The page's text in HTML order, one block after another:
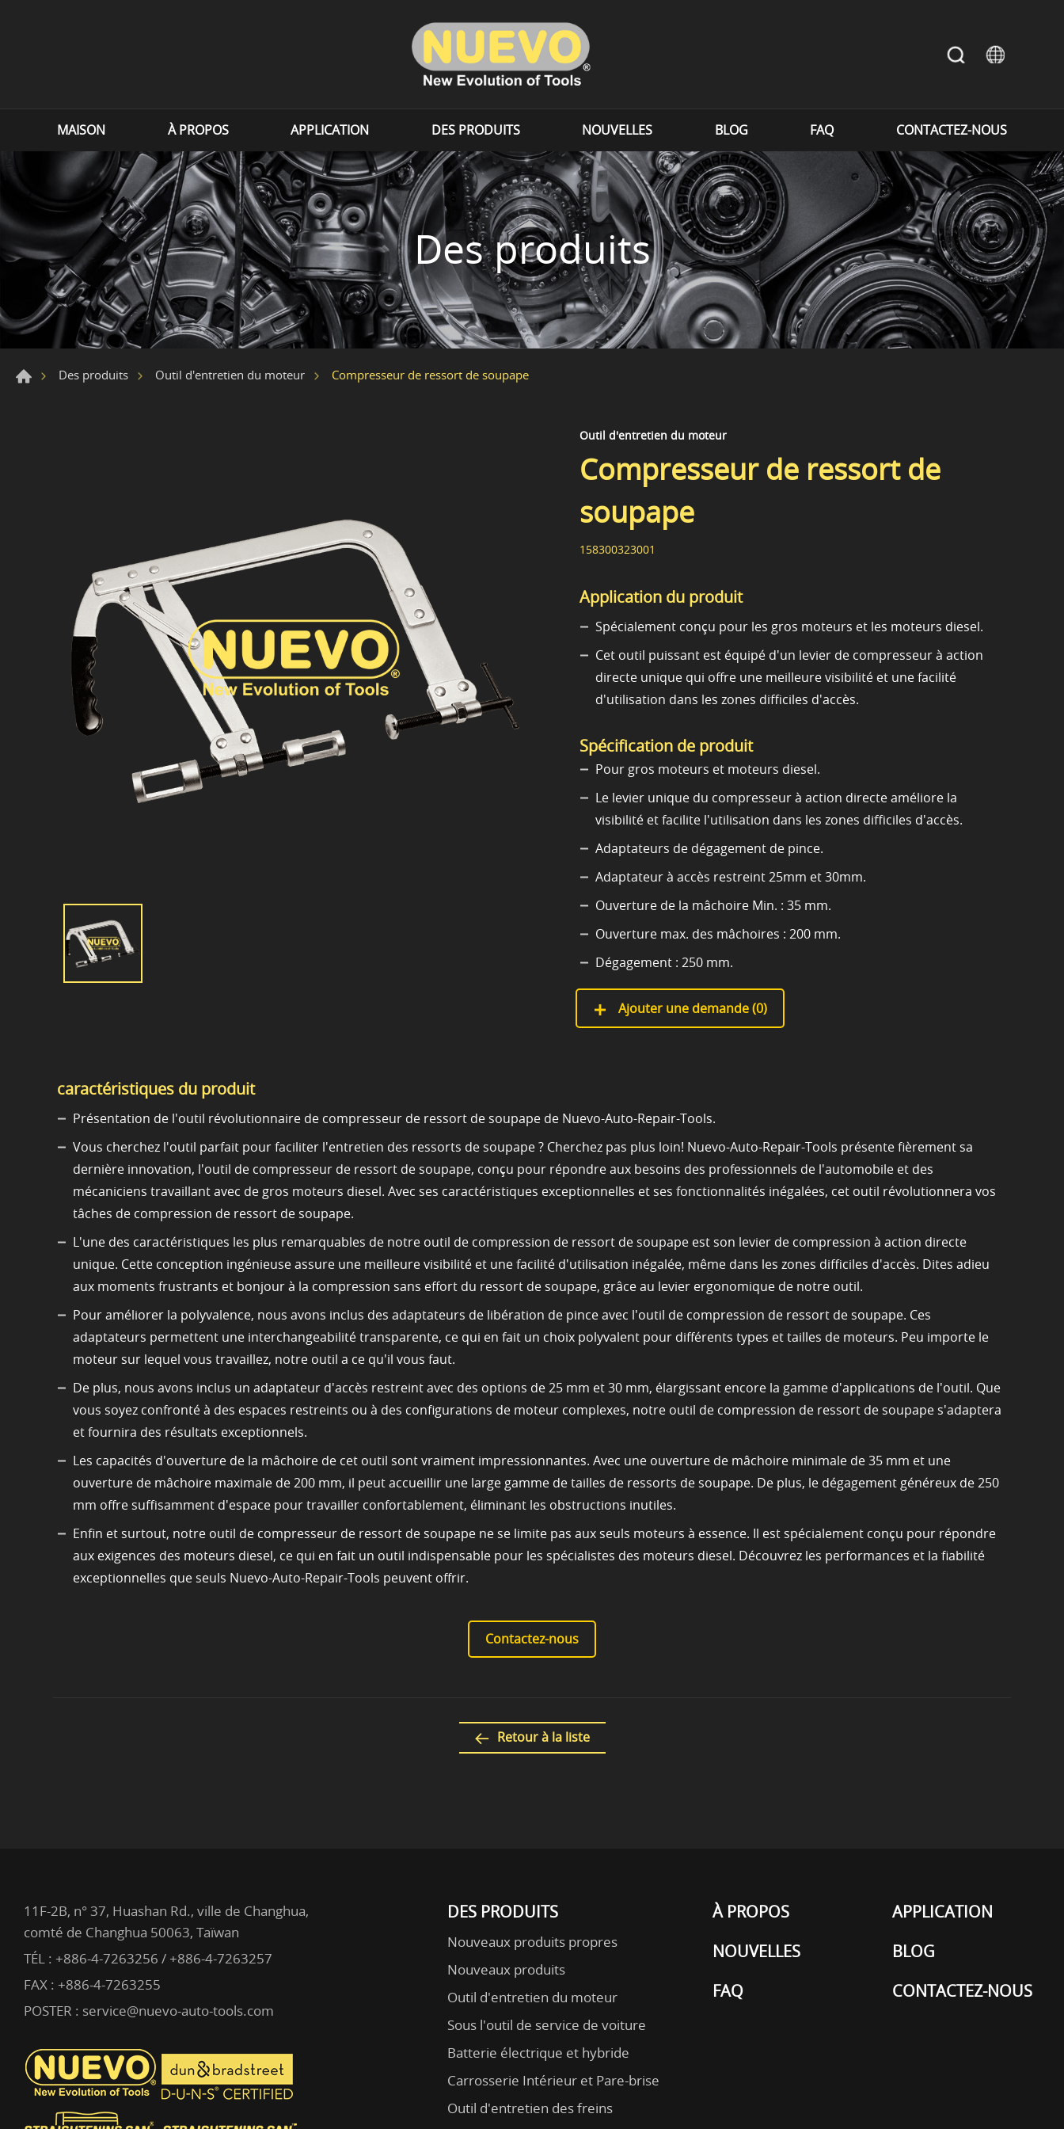
MAISON À PROPOS APPLICATION DES PRODUITS NOUVELLES BLOG FAQ CONTACTEZ-NOUS
Des produits
Des produits Outil d'entretien du moteur Compresseur de ressort de soupape
Outil d'entretien du moteur
Compresseur de ressort de
soupape
158300323001
Application du produit
Spécialement conçu pour les gros moteurs et les moteurs diesel.
Cet outil puissant est équipé d'un levier de compresseur à action
directe unique qui offre une meilleure visibilité et une facilité
d'utilisation dans les zones difficiles d'accès.
Spécification de produit
Pour gros moteurs et moteurs diesel.
Le levier unique du compresseur à action directe améliore la
visibilité et facilite l'utilisation dans les zones difficiles d'accès.
Adaptateurs de dégagement de pince.
Adaptateur à accès restreint 25mm et 30mm.
Ouverture de la mâchoire Min. : 35 mm.
Ouverture max. des mâchoires : 200 mm.
Dégagement : 250 mm.
Ajouter une demande (0)
caractéristiques du produit
Présentation de l'outil révolutionnaire de compresseur de ressort de soupape de Nuevo-Auto-Repair-Tools.
Vous cherchez l'outil parfait pour faciliter l'entretien des ressorts de soupape ? Cherchez pas plus loin! Nuevo-Auto-Repair-Tools présente fièrement sa
dernière innovation, l'outil de compresseur de ressort de soupape, conçu pour répondre aux besoins des professionnels de l'automobile et des
mécaniciens travaillant avec de gros moteurs diesel. Avec ses caractéristiques exceptionnelles et ses fonctionnalités inégalées, cet outil révolutionnera vos
tâches de compression de ressort de soupape.
L'une des caractéristiques les plus remarquables de notre outil de compression de ressort de soupape est son levier de compression à action directe
unique. Cette conception ingénieuse assure une meilleure visibilité et une facilité d'utilisation inégalée, même dans les zones difficiles d'accès. Dites adieu
aux moments frustrants et bonjour à la compression sans effort du ressort de soupape, grâce au levier ergonomique de notre outil.
Pour améliorer la polyvalence, nous avons inclus des adaptateurs de libération de pince avec l'outil de compression de ressort de soupape. Ces
adaptateurs permettent une interchangeabilité transparente, ce qui en fait un choix polyvalent pour différents types et tailles de moteurs. Peu importe le
moteur sur lequel vous travaillez, notre outil a ce qu'il vous faut.
De plus, nous avons inclus un adaptateur d'accès restreint avec des options de 25 mm et 30 mm, élargissant encore la gamme d'applications de l'outil. Que
vous soyez confronté à des espaces restreints ou à des configurations de moteur complexes, notre outil de compression de ressort de soupape s'adaptera
et fournira des résultats exceptionnels.
Les capacités d'ouverture de la mâchoire de cet outil sont vraiment impressionnantes. Avec une ouverture de mâchoire minimale de 35 mm et une
ouverture de mâchoire maximale de 200 mm, il peut accueillir une large gamme de tailles de ressorts de soupape. De plus, le dégagement généreux de 250
mm offre suffisamment d'espace pour travailler confortablement, éliminant les obstructions inutiles.
Enfin et surtout, notre outil de compresseur de ressort de soupape ne se limite pas aux seuls moteurs à essence. Il est spécialement conçu pour répondre
aux exigences des moteurs diesel, ce qui en fait un outil indispensable pour les spécialistes des moteurs diesel. Découvrez les performances et la fiabilité
exceptionnelles que seuls Nuevo-Auto-Repair-Tools peuvent offrir.
Contactez-nous
Retour à la liste
DES PRODUITS
Nouveaux produits propres
Nouveaux produits
Outil d'entretien du moteur
Sous l'outil de service de voiture
Batterie électrique et hybride
Carrosserie Intérieur et Pare-brise
Outil d'entretien des freins
À PROPOS
APPLICATION
NOUVELLES
BLOG
FAQ
CONTACTEZ-NOUS
11F-2B, n° 37, Huashan Rd., ville de Changhua,
comté de Changhua 50063, Taïwan
TÉL : +886-4-7263256 / +886-4-7263257
FAX : +886-4-7263255
POSTER : service@nuevo-auto-tools.com